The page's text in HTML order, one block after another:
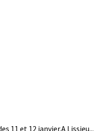
11 et 12 janvier.A Lissieu...